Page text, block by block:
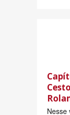
Nesse